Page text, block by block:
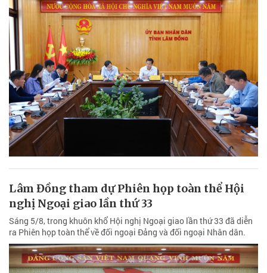
Lâm Đồng tham dự Phiên họp toàn thể Hội
nghị Ngoại giao lần thứ 33
Sáng 5/8, trong khuôn khổ Hội nghị Ngoại giao lần thứ 33 đã diễn
ra Phiên họp toàn thể về đối ngoại Đảng và đối ngoại Nhân dân.